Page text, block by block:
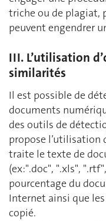
triche ou de plagiat,
peuvent engendrer
III. L’utilisation
similarités
Il est possible de
documents
des outils de
propose
traite le texte de
(ex:".doc", ".xls",
pourcentage du
Internet ainsi que
copié.